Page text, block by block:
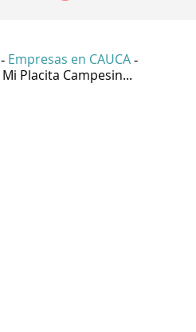
- Empresas en CAUCA -
Mi Placita Campesin...